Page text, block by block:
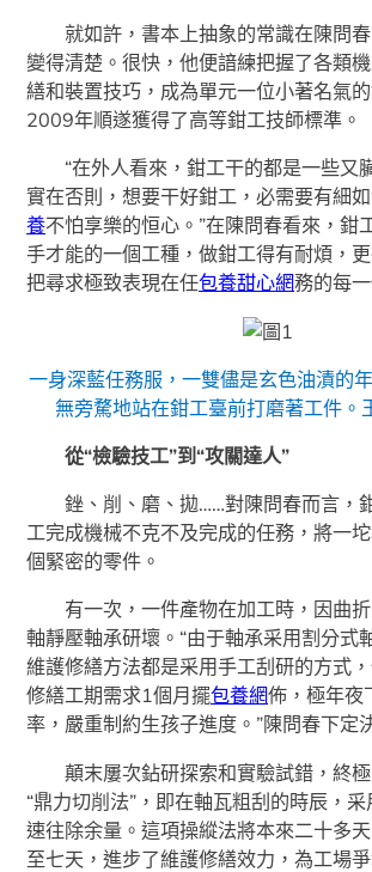
就如許，書本上抽象的常識在陳問
變得清楚。很快，他便諳練把握了各類
繕和裝置技巧，成為單元一位小著名氣
2009年順遂獲得了高等鉗工技師標準。
“在外人看來，鉗工干的都是一些又
實在否則，想要干好鉗工，必需要有細
養不怕享樂的恒心。”在陳問春看來，鉗
手才能的一個工種，做鉗工得有耐煩，
把尋求極致表現在任包養甜心網務的每
一身深藍任務服，一雙儘是玄色油漬的
無旁騖地站在鉗工臺前打磨著工件。
從“檢驗技工”到“攻關達人”
銼、削、磨、拋……對陳問春而言，
工完成機械不克不及完成的任務，將一
個緊密的零件。
有一次，一件產物在加工時，因曲
軸靜壓軸承研壞。“由于軸承采用割分式
維護修繕方法都是采用手工刮研的方式
修繕工期需求1個月擺包養網佈，極年夜
率，嚴重制約生孩子進度。”陳問春下定
顛末屢次鉆研探索和實驗試錯，終
“鼎力切削法”，即在軸瓦粗刮的時辰，
速往除余量。這項操縱法將本來二十多
至七天，進步了維護修繕效力，為工場